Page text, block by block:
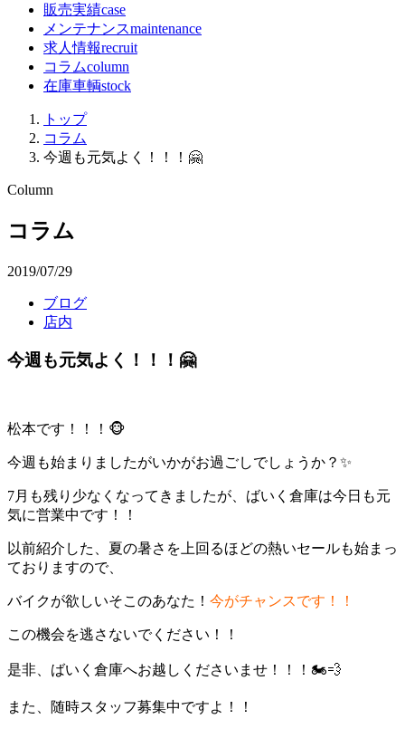
販売実績case
メンテナンスmaintenance
求人情報recruit
コラムcolumn
在庫車輌stock
トップ
コラム
今週も元気よく！！！🤗
Column
コラム
2019/07/29
ブログ
店内
今週も元気よく！！！🤗
松本です！！！🐵
今週も始まりましたがいかがお過ごしでしょうか？✨
7月も残り少なくなってきましたが、ばいく倉庫は今日も元
気に営業中です！！
以前紹介した、夏の暑さを上回るほどの熱いセールも始まっ
ておりますので、
バイクが欲しいそこのあなた！ 今がチャンスです！！
この機会を逃さないでください！！
是非、ばいく倉庫へお越しくださいませ！！！🏍💨
また、随時スタッフ募集中ですよ！！